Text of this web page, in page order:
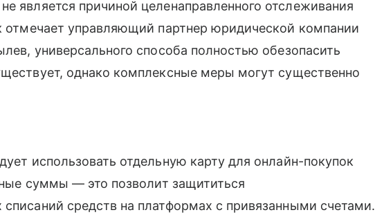
является причиной целенаправленного отслеживания
отмечает управляющий партнер юридической компании
универсального способа полностью обезопасить
однако комплексные меры могут существенно
использовать отдельную карту для онлайн-покупок
суммы — это позволит защититься
списаний средств на платформах с привязанными счетами.